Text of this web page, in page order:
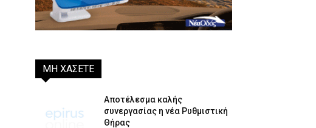
ΜΗ ΧΑΣΕΤΕ
Αποτέλεσμα καλής
συνεργασίας η νέα Ρυθμιστική
Θήρας